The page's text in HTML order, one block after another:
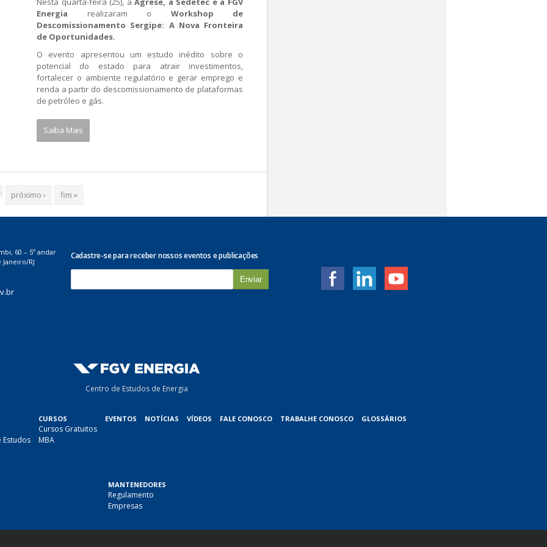
Energia realizaram o Workshop de
Descomissionamento Sergipe: A Nova Fronteira
de Oportunidades.
O evento apresentou um estudo inédito sobre o
potencial do estado para atrair investimentos,
fortalecer o ambiente regulatório e gerar emprego e
renda a partir do descomissionamento de plataformas
de petróleo e gás.
Saiba Mais
próximo › fim »
60 – 5º andar
RJ
Cadastre-se para receber nossos eventos e publicações
-
Centro de Estudos de Energia
Estudos
CURSOS
Cursos Gratuitos
MBA
EVENTOS NOTÍCIAS VÍDEOS FALE CONOSCO TRABALHE CONOSCO GLOSSÁRIOS
MANTENEDORES
Regulamento
Empresas